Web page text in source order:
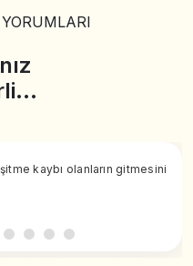
kaybı olanların gitmesini